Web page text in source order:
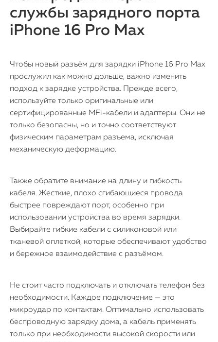
службы зарядного порта
iPhone 16 Pro Max
Чтобы новый разъём для зарядки iPhone 16 Pro Max
прослужил как можно дольше, важно изменить
подход к зарядке устройства. Прежде всего,
используйте только оригинальные или
сертифицированные MFi-кабели и адаптеры. Они не
только безопасны, но и точно соответствуют
физическим параметрам разъема, исключая
механическую деформацию.
Также обратите внимание на длину и гибкость
кабеля. Жесткие, плохо сгибающиеся провода
быстрее повреждают порт, особенно при
использовании устройства во время зарядки.
Выбирайте гибкие кабели с силиконовой или
тканевой оплеткой, которые обеспечивают удобство
и бережное взаимодействие с разъёмом.
Не стоит часто подключать и отключать телефон без
необходимости. Каждое подключение — это
микроудар по контактам. Оптимально использовать
беспроводную зарядку дома, а кабель применять
только при необходимости высокой скорости или